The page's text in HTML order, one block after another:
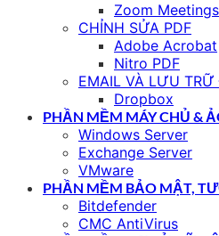
Zoom Meetings
CHỈNH SỬA PDF
Adobe Acrobat
Nitro PDF
EMAIL VÀ LƯU
Dropbox
PHẦN MỀM MÁY CHỦ &
Windows Server
Exchange Server
VMware
PHẦN MỀM BẢO MẬT,
Bitdefender
CMC AntiVirus